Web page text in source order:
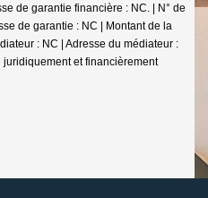
de garantie financière : NC. | N° de
de garantie : NC | Montant de la
: NC | Adresse du médiateur :
juridiquement et financièrement